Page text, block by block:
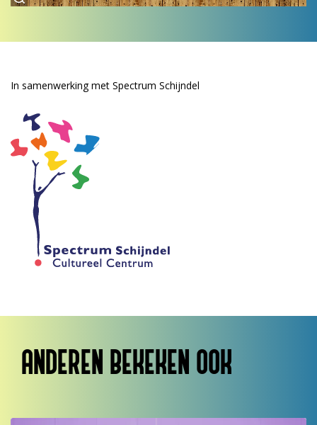
In samenwerking met Spectrum Schijndel
ANDEREN BEKEKEN OOK